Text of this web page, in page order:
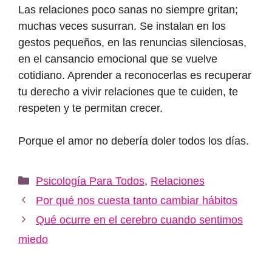
Las relaciones poco sanas no siempre gritan;
muchas veces susurran. Se instalan en los
gestos pequeños, en las renuncias silenciosas,
en el cansancio emocional que se vuelve
cotidiano. Aprender a reconocerlas es recuperar
tu derecho a vivir relaciones que te cuiden, te
respeten y te permitan crecer.
Porque el amor no debería doler todos los días.
Categorías
Psicología Para Todos, Relaciones
Por qué nos cuesta tanto cambiar hábitos
Qué ocurre en el cerebro cuando sentimos
miedo